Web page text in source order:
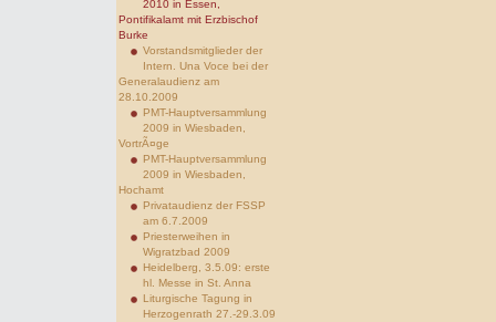
2010 in Essen,
Pontifikalamt mit Erzbischof
Burke
Vorstandsmitglieder der
Intern. Una Voce bei der
Generalaudienz am
28.10.2009
PMT-Hauptversammlung
2009 in Wiesbaden,
VortrÃ¤ge
PMT-Hauptversammlung
2009 in Wiesbaden,
Hochamt
Privataudienz der FSSP
am 6.7.2009
Priesterweihen in
Wigratzbad 2009
Heidelberg, 3.5.09: erste
hl. Messe in St. Anna
Liturgische Tagung in
Herzogenrath 27.-29.3.09